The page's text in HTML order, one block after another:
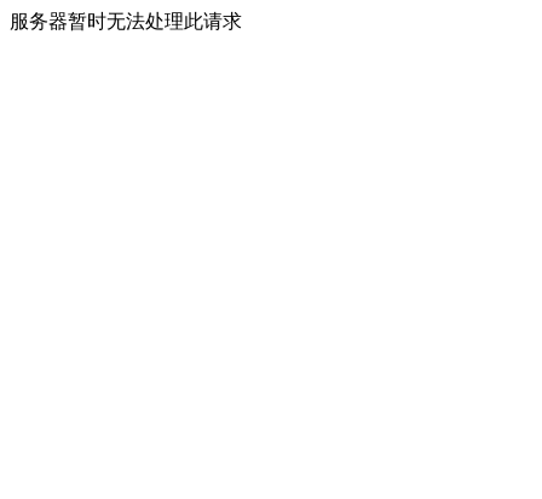
服务器暂时无法处理此请求